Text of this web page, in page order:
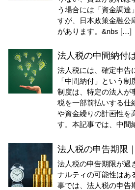
う場合には「資金調達
すが、日本政策金融公
があります。&nbs […]
法人税の中間納付
法人税には、確定申告
「中間納付」という
制度は、特定の法人が
税を一部前払いする仕
や資金繰りの計画性を
す。本記事では、中
法人税の申告期限
法人税の申告期限が過
ナルティの可能性はあ
事では、法人税の申告